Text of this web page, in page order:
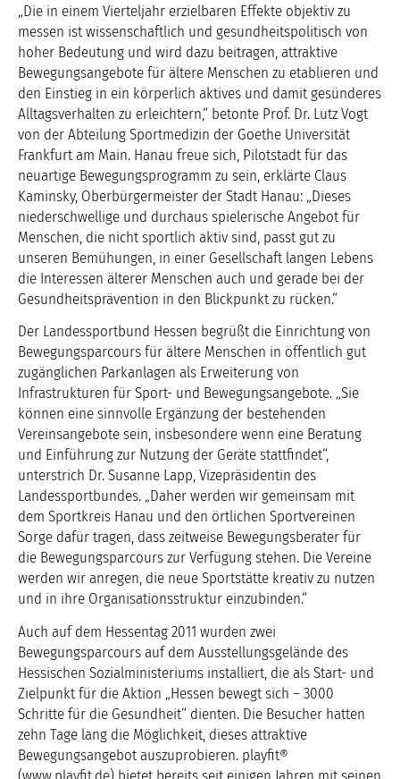
„Die in einem Vierteljahr erzielbaren Effekte objektiv zu
messen ist wissenschaftlich und gesundheitspolitisch von
hoher Bedeutung und wird dazu beitragen, attraktive
Bewegungsangebote für ältere Menschen zu etablieren und
den Einstieg in ein körperlich aktives und damit gesünderes
Alltagsverhalten zu erleichtern,“ betonte Prof. Dr. Lutz Vogt
von der Abteilung Sportmedizin der Goethe Universität
Frankfurt am Main. Hanau freue sich, Pilotstadt für das
neuartige Bewegungsprogramm zu sein, erklärte Claus
Kaminsky, Oberbürgermeister der Stadt Hanau: „Dieses
niederschwellige und durchaus spielerische Angebot für
Menschen, die nicht sportlich aktiv sind, passt gut zu
unseren Bemühungen, in einer Gesellschaft langen Lebens
die Interessen älterer Menschen auch und gerade bei der
Gesundheitsprävention in den Blickpunkt zu rücken.“
Der Landessportbund Hessen begrüßt die Einrichtung von
Bewegungsparcours für ältere Menschen in öffentlich gut
zugänglichen Parkanlagen als Erweiterung von
Infrastrukturen für Sport- und Bewegungsangebote. „Sie
können eine sinnvolle Ergänzung der bestehenden
Vereinsangebote sein, insbesondere wenn eine Beratung
und Einführung zur Nutzung der Geräte stattfindet“,
unterstrich Dr. Susanne Lapp, Vizepräsidentin des
Landessportbundes. „Daher werden wir gemeinsam mit
dem Sportkreis Hanau und den örtlichen Sportvereinen
Sorge dafür tragen, dass zeitweise Bewegungsberater für
die Bewegungsparcours zur Verfügung stehen. Die Vereine
werden wir anregen, die neue Sportstätte kreativ zu nutzen
und in ihre Organisationsstruktur einzubinden.“
Auch auf dem Hessentag 2011 wurden zwei
Bewegungsparcours auf dem Ausstellungsgelände des
Hessischen Sozialministeriums installiert, die als Start- und
Zielpunkt für die Aktion „Hessen bewegt sich – 3000
Schritte für die Gesundheit“ dienten. Die Besucher hatten
zehn Tage lang die Möglichkeit, dieses attraktive
Bewegungsangebot auszuprobieren. playfit®